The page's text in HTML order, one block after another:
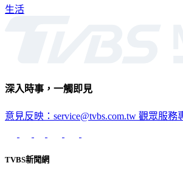
生活
深入時事，一觸即見
意見反映：service@tvbs.com.tw 觀眾服務
TVBS新聞網